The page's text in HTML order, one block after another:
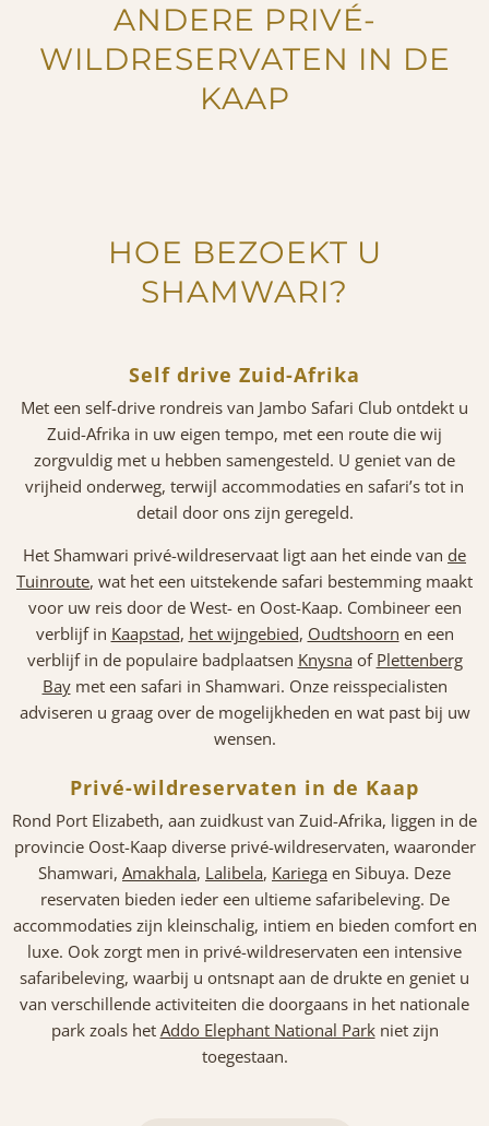
ANDERE PRIVÉ-
WILDRESERVATEN IN DE
KAAP
HOE BEZOEKT U
SHAMWARI?
Self drive Zuid-Afrika
Met een self-drive rondreis van Jambo Safari Club ontdekt u
Zuid-Afrika in uw eigen tempo, met een route die wij
zorgvuldig met u hebben samengesteld. U geniet van de
vrijheid onderweg, terwijl accommodaties en safari’s tot in
detail door ons zijn geregeld.
Het Shamwari privé-wildreservaat ligt aan het einde van de
Tuinroute, wat het een uitstekende safari bestemming maakt
voor uw reis door de West- en Oost-Kaap. Combineer een
verblijf in Kaapstad, het wijngebied, Oudtshoorn en een
verblijf in de populaire badplaatsen Knysna of Plettenberg
Baymet een safari in Shamwari. Onze reisspecialisten
adviseren u graag over de mogelijkheden en wat past bij uw
wensen.
Privé-wildreservaten in de Kaap
Rond Port Elizabeth, aan zuidkust van Zuid-Afrika, liggen in de
provincie Oost-Kaap diverse privé-wildreservaten, waaronder
Shamwari, Amakhala, Lalibela, Kariega en Sibuya. Deze
reservaten bieden ieder een ultieme safaribeleving. De
accommodaties zijn kleinschalig, intiem en bieden comfort en
luxe. Ook zorgt men in privé-wildreservaten een intensive
safaribeleving, waarbij u ontsnapt aan de drukte en geniet u
van verschillende activiteiten die doorgaans in het nationale
park zoals het Addo Elephant National Parkniet zijn
toegestaan.